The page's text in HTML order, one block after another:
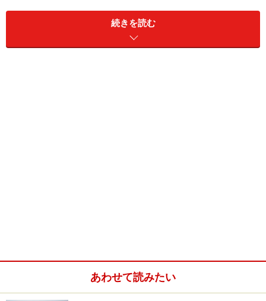
■婦人体温計プチソフィア
続きを読む
あわせて読みたい